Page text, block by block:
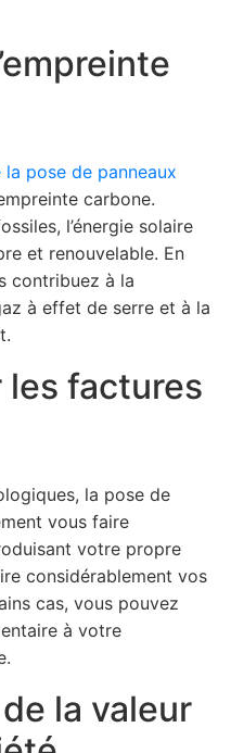
pose de panneaux
carbone.
l’énergie solaire
et renouvelable. En
contribuez à la
à effet de serre et à la
les factures
la pose de
vous faire
votre propre
considérablement vos
cas, vous pouvez
à votre
la valeur